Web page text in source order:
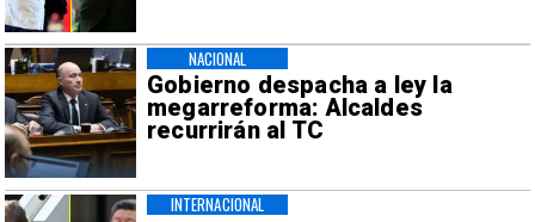
Gobierno despacha a ley la
megarreforma: Alcaldes
recurrirán al TC
NACIONAL
INTERNACIONAL